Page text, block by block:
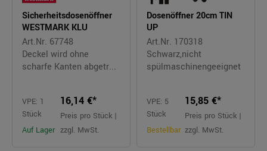
Sicherheitsdosenöffner
WESTMARK KLU
Art.Nr. 67748
Deckel wird ohne
scharfe Kanten abgetr...
VPE: 1
Stück
Auf Lager
16,14 €*
Preis pro Stück |
zzgl. MwSt.
Dosenöffner 20cm TIN
UP
Art.Nr. 170318
Schwarz,nicht
spülmaschinengeeignet
VPE: 5
Stück
Bestellbar
15,85 €*
Preis pro Stück |
zzgl. MwSt.